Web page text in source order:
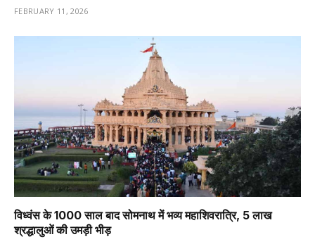
FEBRUARY 11, 2026
विध्वंस के 1000 साल बाद सोमनाथ में भव्य महाशिवरात्रि, 5 लाख
श्रद्धालुओं की उमड़ी भीड़